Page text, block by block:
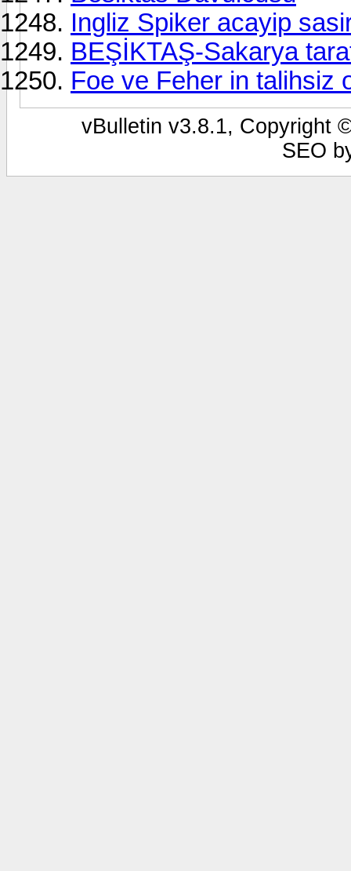
Ingliz Spiker acayip
BEŞİKTAŞ-Sakarya
Foe ve Feher in talihsiz
vBulletin v3.8.1, Copyright
SEO